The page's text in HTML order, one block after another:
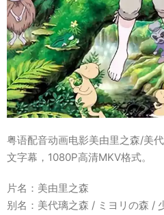
粤语配音动画电影美由里之森/美
文字幕，1080P高清MKV格式。
片名：美由里之森
别名：美代璃之森 / ミヨリの森 /